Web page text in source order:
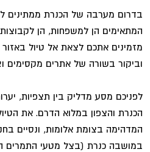
בדרום מערבה של הכנרת ממתינים
המתאימים הן למשפחות, הן לקבוצות
מזמינים אתכם לצאת אל טיול
וביקור בשורה של אתרים מקסימים
לפניכם מסע מדליק בין תצפיות,
הכנרת והצפון במלוא הדרם. את
המדהימה בצומת אלומות, ונסיים
במושבה כנרת (בצל מטעי התמרים